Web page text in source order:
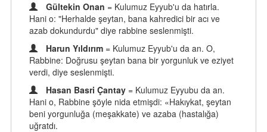
Gültekin Onan = Kulumuz Eyyub'u da hatırla.
Hani o: "Herhalde şeytan, bana kahredici bir acı ve
azab dokundurdu" diye rabbine seslenmişti.
Harun Yıldırım = Kulumuz Eyyub'u da an. O,
Rabbine: Doğrusu şeytan bana bir yorgunluk ve eziyet
verdi, diye seslenmişti.
Hasan Basri Çantay = Kulumuz Eyyubu da an.
Hani o, Rabbine şöyle nida etmişdi: «Hakıykat, şeytan
beni yorgunluğa (meşakkate) ve azaba (hastalığa)
uğratdı.